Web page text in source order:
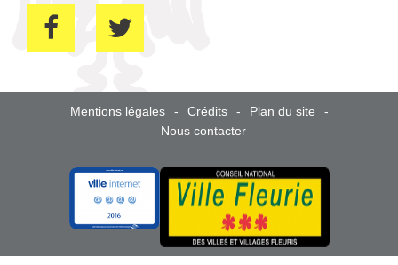
Mentions légales Crédits
Plan du site
Nous contacter